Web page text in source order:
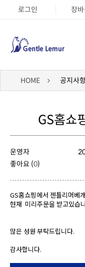
로그인 장
HOME 공지사
GS홈쇼
운영자
좋아요 (0)
GS홈쇼핑에서 젠틀리머베
현재 미리주문을 받고있습
많은 성원 부탁드립니다.
감사합니다.